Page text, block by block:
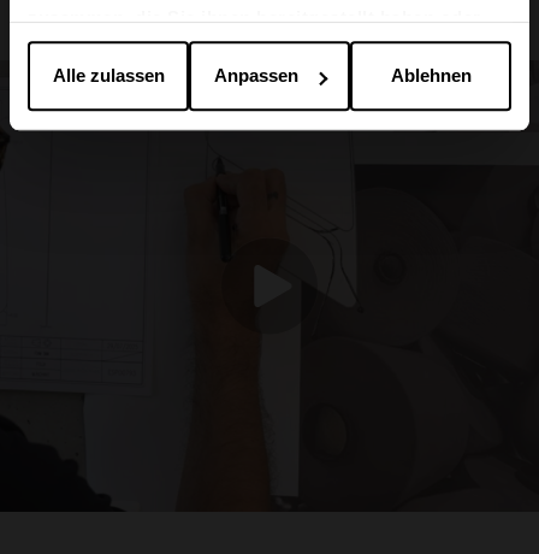
zusammen, die Sie ihnen bereitgestellt haben oder
die sie im Rahmen Ihrer Nutzung der Dienste
gesammelt haben.
Alle zulassen Anpassen Ablehnen